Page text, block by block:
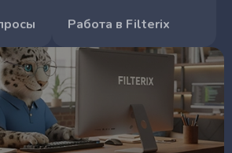
Работа в Filterix